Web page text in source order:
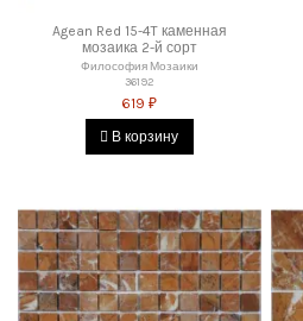
Agean Red 15-4T каменная
мозаика 2-й сорт
Философия Мозаики
36192
619 ₽
В корзину